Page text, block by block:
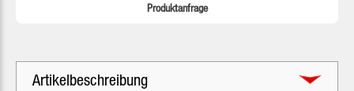
Produktanfrage
Artikelbeschreibung